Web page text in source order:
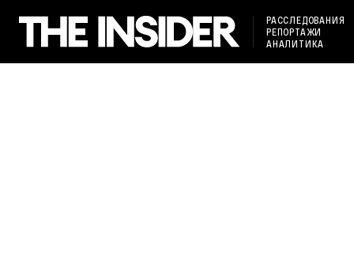
РАССЛЕДОВАНИЯ
РЕПОРТАЖИ
АНАЛИТИКА